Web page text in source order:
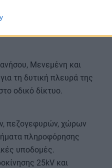
υποδομής. Η
ανατολικούς
Σταθμό.
Μενεμένη και
τη δυτική πλευρά της
οδικό δίκτυο.
πεζογεφυρών, χώρων
πληροφόρησης
υποδομές.
25kV και